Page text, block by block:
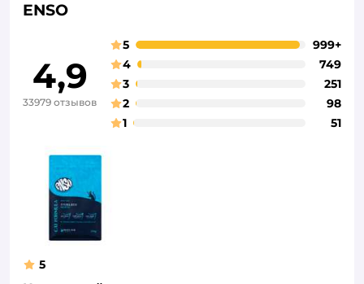
ENSO
4,9
33979 отзывов
5
999+
4
749
3
251
2
98
1
51
5